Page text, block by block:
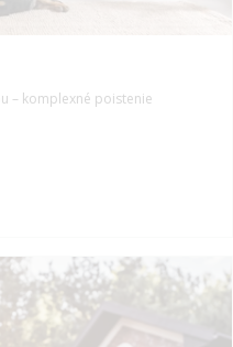
– komplexné poistenie